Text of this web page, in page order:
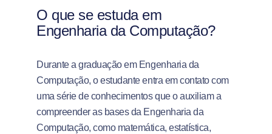
O que se estuda em
Engenharia da Computação?
Durante a graduação em Engenharia da
Computação, o estudante entra em contato com
uma série de conhecimentos que o auxiliam a
compreender as bases da Engenharia da
Computação, como matemática, estatística,